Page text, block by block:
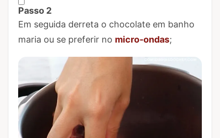
Passo 2
Marcar Passo 2 como concluído
Em seguida derreta o chocolate em banho
maria ou se preferir no micro-ondas;